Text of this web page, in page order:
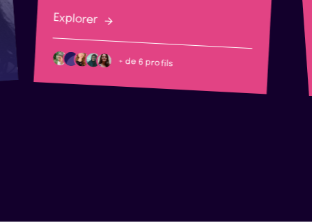
Explorer
+ de 6 profils